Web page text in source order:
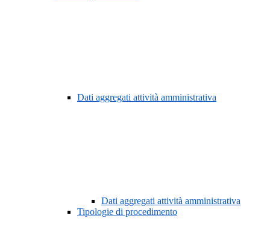
Dati aggregati attività amministrativa
Dati aggregati attività amministrativa
Tipologie di procedimento